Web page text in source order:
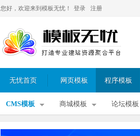
您好，欢迎来到模板无忧！ 登录 注册
无忧首页 网页模板 程序模板
CMS模板 商城模板 论坛模板